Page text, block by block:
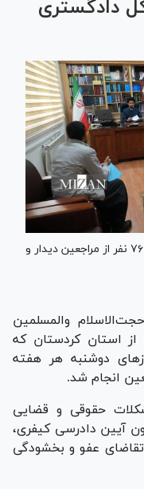
دادگستری
رئیس کل دادگستری استان کردستان با ۷۶ نفر از مراجعین دیدار و
والمسلمین
استان کردستان که
دوشنبه هر هفته
حقوقی و قضایی
از قبیل اعمال ماده ۴۷۷ قانون آیین دادرسی کیفری،
عفو و بخشودگی